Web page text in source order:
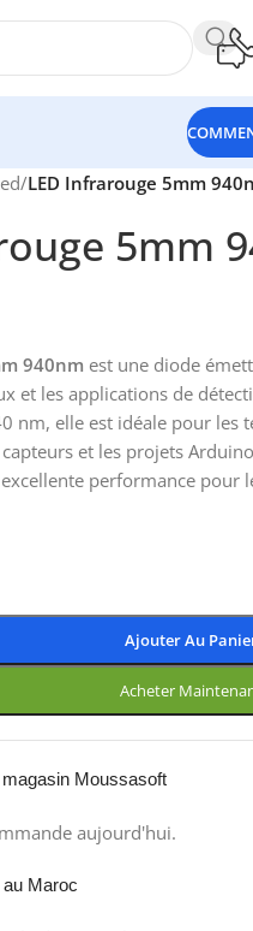
/LED Infrarouge 5mm
5mm
940nm est une diode
et les applications de
nm, elle est idéale pour les
et les projets
performance pour
Ajouter Au
Acheter
Moussasoft
aujourd'hui.
Maroc